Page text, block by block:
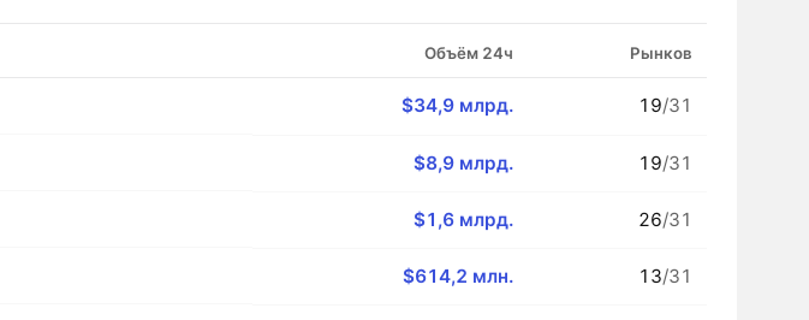
Объём 24ч Рынков
$34,9 млрд. 19/31
$8,9 млрд. 19/31
$1,6 млрд. 26/31
$614,2 млн. 13/31